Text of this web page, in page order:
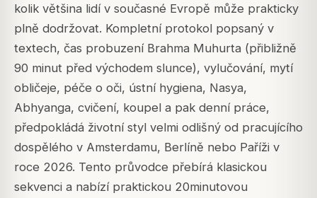
kolik většina lidí v současné Evropě může prakticky
plně dodržovat. Kompletní protokol popsaný v
textech, čas probuzení Brahma Muhurta (přibližně
90 minut před východem slunce), vylučování, mytí
obličeje, péče o oči, ústní hygiena, Nasya,
Abhyanga, cvičení, koupel a pak denní práce,
předpokládá životní styl velmi odlišný od pracujícího
dospělého v Amsterdamu, Berlíně nebo Paříži v
roce 2026. Tento průvodce přebírá klasickou
sekvenci a nabízí praktickou 20minutovou